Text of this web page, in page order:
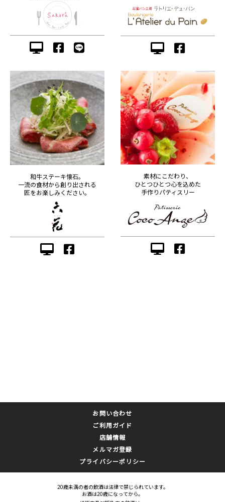
和牛ステーキ懐石。
一流の食材から創り出される
匠をお楽しみください。
素材にこだわり、
ひとつひとつ心を込めた
手作りパティスリー
お問い合わせ
ご利用ガイド
店舗情報
メルマガ登録
プライバシーポリシー
20歳未満の者の飲酒は法律で禁じられています。
お酒は20歳になってから。